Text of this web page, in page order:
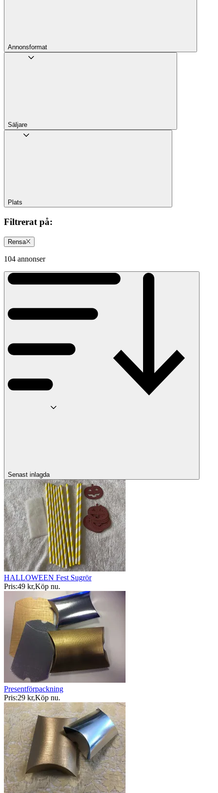
Annons­format
Säljare
Plats
Filtrerat på:
Rensa
104 annonser
Senast inlagda
HALLOWEEN Fest Sugrör
Pris:49 kr,Köp nu.
Presentförpackning
Pris:29 kr,Köp nu.